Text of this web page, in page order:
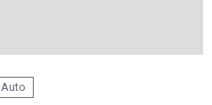
Auto